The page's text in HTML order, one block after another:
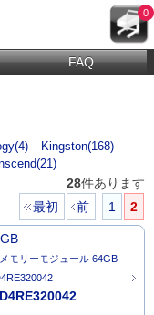
0
FAQ
Kingston(168)
28件あります
最初
前 1 2
モリーモジュール 64GB